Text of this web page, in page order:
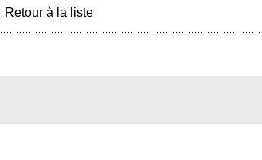
Retour à la liste